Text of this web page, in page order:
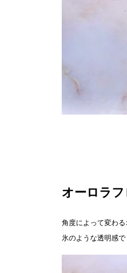
オーロラ
角度によって変わ
氷のような透明感